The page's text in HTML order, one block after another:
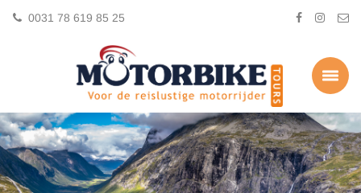
0031 78 619 85 25